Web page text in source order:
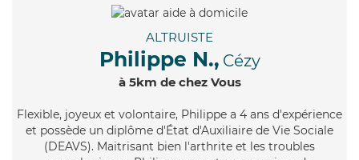
ALTRUISTE
Philippe N., Cézy
à 5km de chez Vous
Flexible, joyeux et volontaire, Philippe a 4 ans d'expérience
et possède un diplôme d'État d'Auxiliaire de Vie Sociale
(DEAVS). Maitrisant bien l'arthrite et les troubles